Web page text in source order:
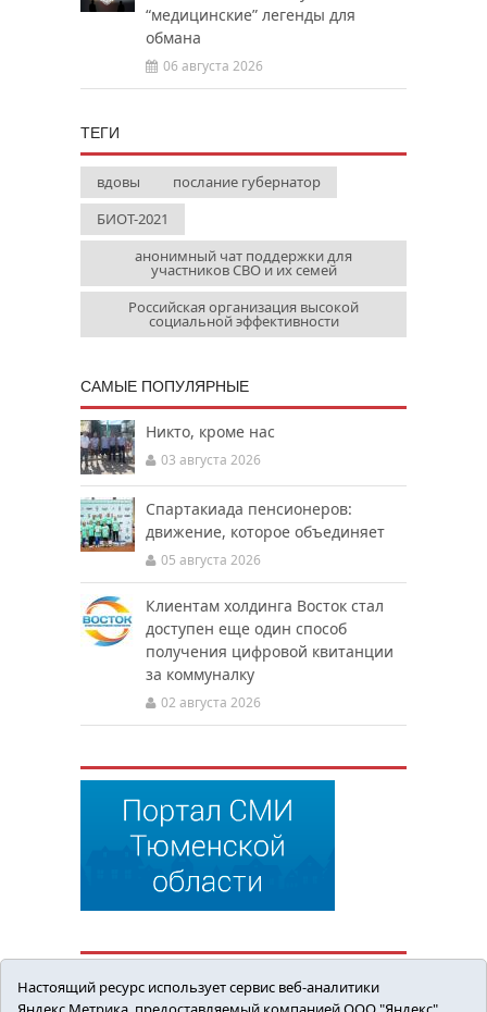
“медицинские” легенды для
обмана
06 августа 2026
ТЕГИ
вдовы
послание губернатор
БИОТ-2021
анонимный чат поддержки для
участников СВО и их семей
Российская организация высокой
социальной эффективности
САМЫЕ ПОПУЛЯРНЫЕ
Никто, кроме нас
03 августа 2026
Спартакиада пенсионеров:
движение, которое объединяет
05 августа 2026
Клиентам холдинга Восток стал
доступен еще один способ
получения цифровой квитанции
за коммуналку
02 августа 2026
Настоящий ресурс использует сервис веб-аналитики